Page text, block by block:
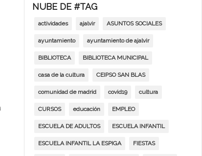
NUBE DE #TAG
actividades ajalvir ASUNTOS SOCIALES
ayuntamiento ayuntamiento de ajalvir
BIBLIOTECA BIBLIOTECA MUNICIPAL
casa de la cultura CEIPSO SAN BLAS
comunidad de madrid covid19 cultura
CURSOS educación EMPLEO
ESCUELA DE ADULTOS ESCUELA INFANTIL
ESCUELA INFANTIL LA ESPIGA FIESTAS